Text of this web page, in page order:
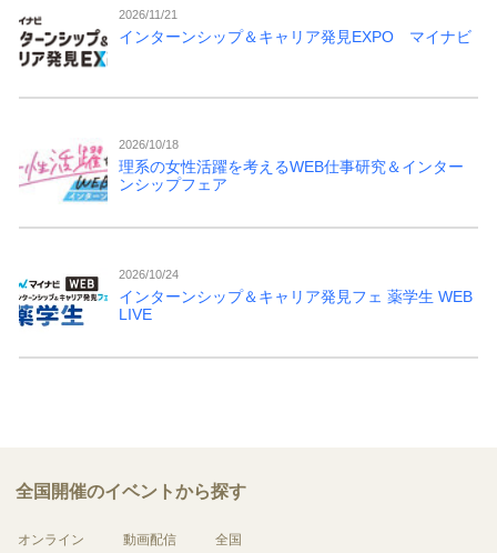
2026/11/21
インターンシップ＆キャリア発見EXPO マイナビ
2026/10/18
理系の女性活躍を考えるWEB仕事研究＆インター
ンシップフェア
2026/10/24
インターンシップ＆キャリア発見フェ 薬学生 WEB
LIVE
全国開催のイベントから探す
オンライン 動画配信 全国